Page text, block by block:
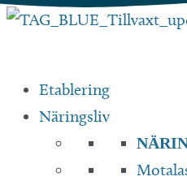
Hoppa
Etablering
Näringsliv